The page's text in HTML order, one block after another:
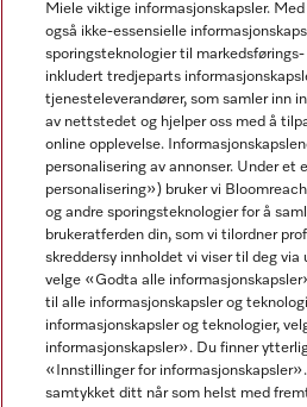
Nyhetsbrev
Miele AS
Vilkår og betingelser
Miele på Facebook
Miele på Youtube
Miele på Instagram
Miele viktige informasjonskapsler.
også ikke-essensielle
sporingsteknologier til
inkludert tredjeparts
tjenesteleverandører, som samler inn
av nettstedet og hjelper oss med å
online opplevelse.
personalisering av annonser. Under et
personalisering») bruker vi
og andre sporingsteknologier for å
brukeratferden din, som vi tilordner
skreddersy innholdet vi viser til deg via
velge «Godta alle
til alle informasjonskapsler og
informasjonskapsler og teknologier,
informasjonskapsler». Du finner
«Innstillinger for
samtykket ditt når som helst med